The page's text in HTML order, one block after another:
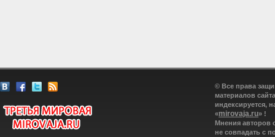
© Все права
материалов
индексируется,
«mirovaja.ru» !
Мнения авторов
не совпадать с